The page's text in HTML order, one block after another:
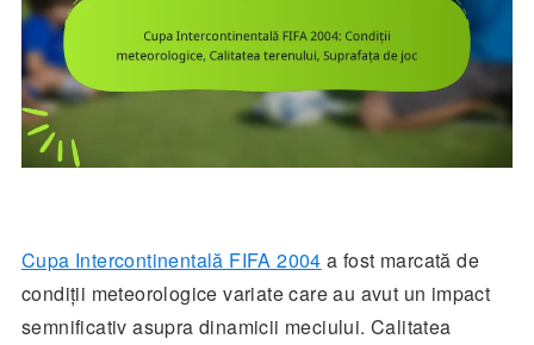
Cupa Intercontinentală FIFA 2004 a fost marcată de
condiții meteorologice variate care au avut un impact
semnificativ asupra dinamicii meciului. Calitatea